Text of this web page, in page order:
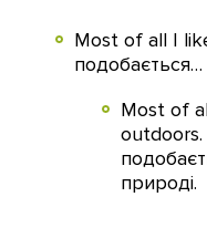
Most of all I
подобається…
Most of
природі.